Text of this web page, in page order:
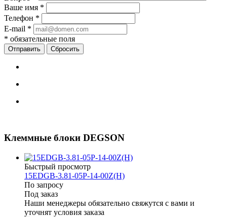
Ваше имя *
Телефон *
E-mail *
* обязательные поля
Сбросить
Клеммные блоки DEGSON
Быстрый просмотр
15EDGB-3.81-05P-14-00Z(H)
По запросу
Под заказ
Наши менеджеры обязательно свяжутся с вами и
уточнят условия заказа